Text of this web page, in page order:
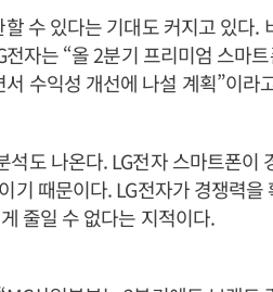
수 있다는 기대도 커지고 있다.
자는 “올 2분기 프리미엄 스마트
수익성 개선에 나설 계획”이라
도 나온다. LG전자 스마트폰이
기 때문이다. LG전자가 경쟁력을
줄일 수 없다는 지적이다.